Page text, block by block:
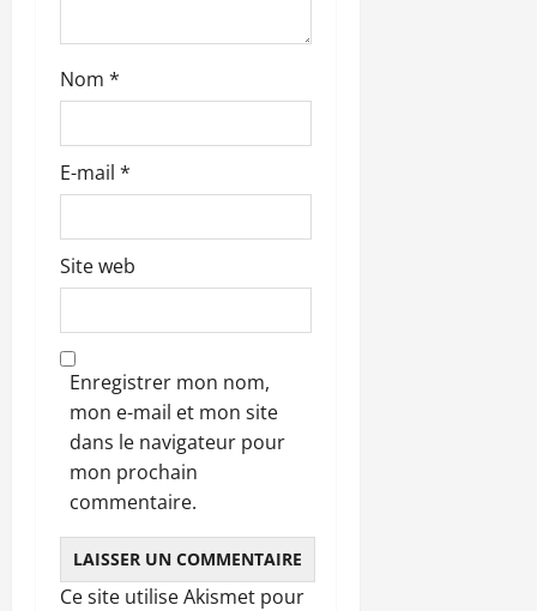
t
i
l
e
Nom *
E-mail *
Site web
Enregistrer mon nom,
mon e-mail et mon site
dans le navigateur pour
mon prochain
commentaire.
Ce site utilise Akismet pour